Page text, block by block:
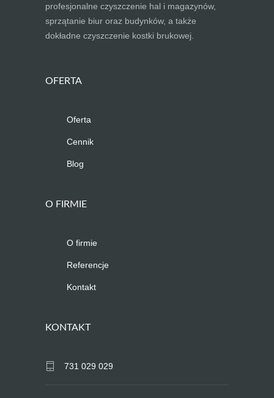
profesjonalne czyszczenie hal i magazynów,
sprzątanie biur oraz budynków, a także
dokładne czyszczenie kostki brukowej.
OFERTA
Oferta
Cennik
Blog
O FIRMIE
O firmie
Referencje
Kontakt
KONTAKT
731 029 029